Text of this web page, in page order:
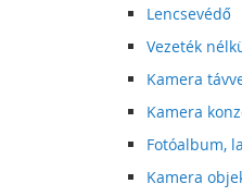
Lencsevédő
Vezeték
Kamera
Kamera
Fotóalbum,
Kamera